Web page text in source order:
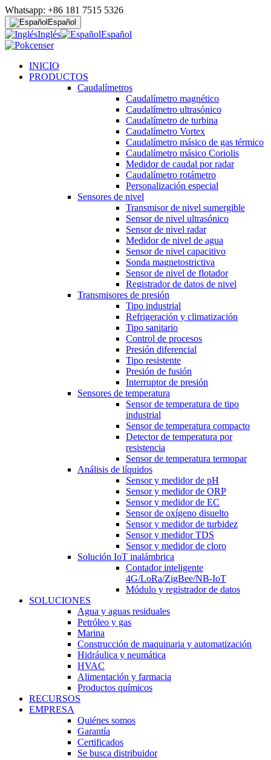
Whatsapp: +86 181 7515 5326
Español
Inglés Español
INICIO
PRODUCTOS
Caudalímetros
Caudalímetro magnético
Caudalímetro ultrasónico
Caudalímetro de turbina
Caudalímetro Vortex
Caudalímetro másico de gas térmico
Caudalímetro másico Coriolis
Medidor de caudal por radar
Caudalímetro rotámetro
Personalización especial
Sensores de nivel
Transmisor de nivel sumergible
Sensor de nivel ultrasónico
Sensor de nivel radar
Medidor de nivel de agua
Sensor de nivel capacitivo
Sonda magnetostrictiva
Sensor de nivel de flotador
Registrador de datos de nivel
Transmisores de presión
Tipo industrial
Refrigeración y climatización
Tipo sanitario
Control de procesos
Presión diferencial
Tipo resistente
Presión de fusión
Interruptor de presión
Sensores de temperatura
Sensor de temperatura de tipo
industrial
Sensor de temperatura compacto
Detector de temperatura por
resistencia
Sensor de temperatura termopar
Análisis de líquidos
Sensor y medidor de pH
Sensor y medidor de ORP
Sensor y medidor de EC
Sensor de oxígeno disuelto
Sensor y medidor de turbidez
Sensor y medidor TDS
Sensor y medidor de cloro
Solución IoT inalámbrica
Contador inteligente
4G/LoRa/ZigBee/NB-IoT
Módulo y registrador de datos
SOLUCIONES
Agua y aguas residuales
Petróleo y gas
Marina
Construcción de maquinaria y automatización
Hidráulica y neumática
HVAC
Alimentación y farmacia
Productos químicos
RECURSOS
EMPRESA
Quiénes somos
Garantía
Certificados
Se busca distribuidor